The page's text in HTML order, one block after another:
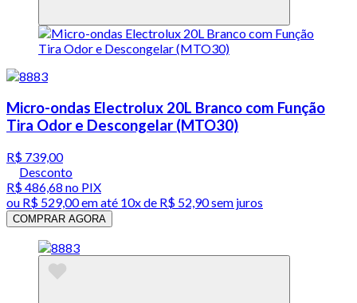
Micro-ondas Electrolux 20L Branco com Função
Tira Odor e Descongelar (MTO30)
R$ 739,00
Desconto
R$ 486,68 no PIX
ou R$ 529,00em até 10x de R$ 52,90 sem juros
COMPRAR AGORA